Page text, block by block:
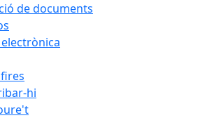
de documents
hi